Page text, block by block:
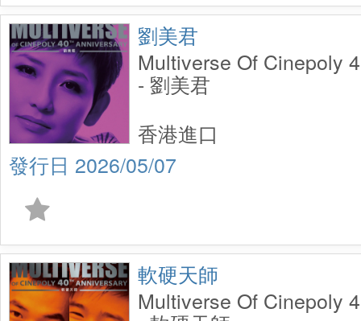
劉美君
Multiverse Of Cinepoly
- 劉美君
2026/05/07
香港進口
軟硬天師
Multiverse Of Cinepoly